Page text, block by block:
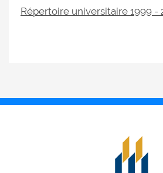
Répertoire universitaire 1999 -